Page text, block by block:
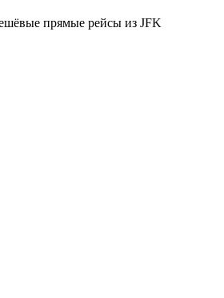
прямые рейсы из JFK